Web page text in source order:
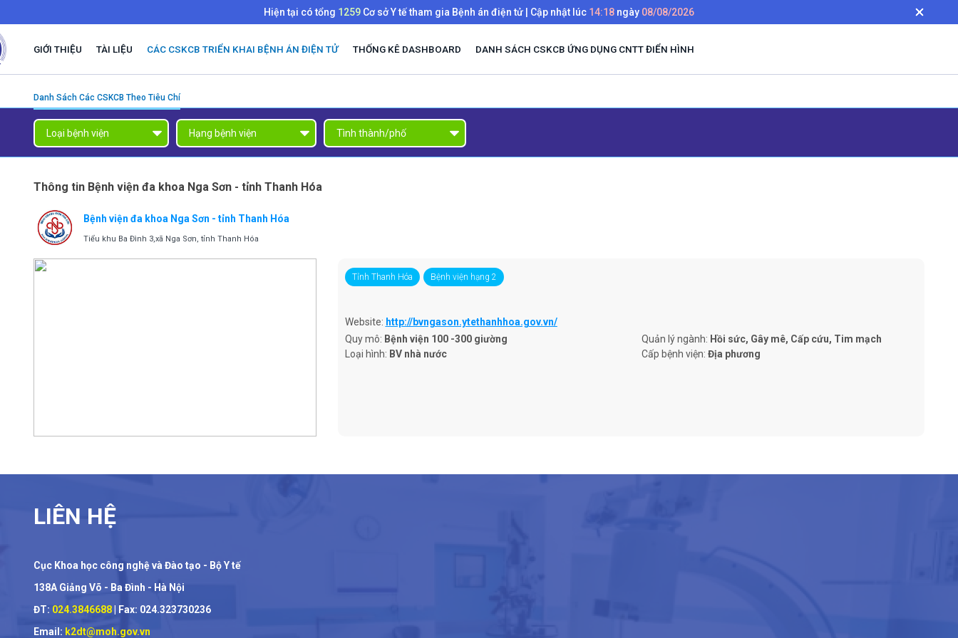
Hiện tại có tổng 1259 Cơ sở Y tế tham gia Bệnh án điện tử | Cập nhật lúc 14:18 ngày 08/08/2026
GIỚI THIỆU TÀI LIỆU CÁC CSKCB TRIỂN KHAI BỆNH ÁN ĐIỆN TỬ THỐNG KÊ DASHBOARD DANH SÁCH CSKCB ỨNG DỤNG CNTT ĐIỂN HÌNH
Danh Sách Các CSKCB Theo Tiêu Chí
Thông tin Bệnh viện đa khoa Nga Sơn - tỉnh Thanh Hóa
Bệnh viện đa khoa Nga Sơn - tỉnh Thanh Hóa
Tiểu khu Ba Đình 3,xã Nga Sơn, tỉnh Thanh Hóa
Tỉnh Thanh Hóa Bệnh viện hạng 2
Website: http://bvngason.ytethanhhoa.gov.vn/
Quy mô: Bệnh viện 100 -300 giường Quản lý ngành: Hồi sức, Gây mê, Cấp cứu, Tim mạch
Loại hình: BV nhà nước Cấp bệnh viện:Địa phương
LIÊN HỆ
Cục Khoa học công nghệ và Đào tạo - Bộ Y tế
138A Giảng Võ - Ba Đình - Hà Nội
ĐT: 024.3846688 | Fax: 024.323730236
Email: k2dt@moh.gov.vn